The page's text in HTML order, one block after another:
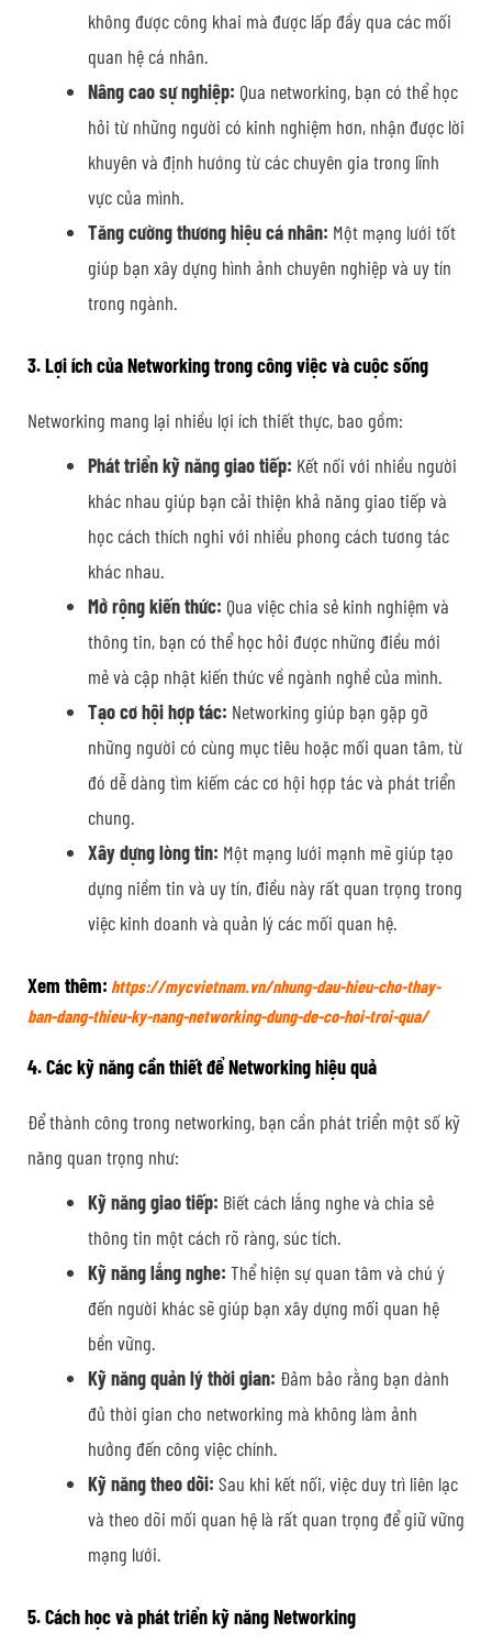
không được công khai mà được lấp đầy qua các mối
quan hệ cá nhân.
Nâng cao sự nghiệp: Qua networking, bạn có thể học
hỏi từ những người có kinh nghiệm hơn, nhận được lời
khuyên và định hướng từ các chuyên gia trong lĩnh
vực của mình.
Tăng cường thương hiệu cá nhân: Một mạng lưới tốt
giúp bạn xây dựng hình ảnh chuyên nghiệp và uy tín
trong ngành.
3. Lợi ích của Networking trong công việc và cuộc sống
Networking mang lại nhiều lợi ích thiết thực, bao gồm:
Phát triển kỹ năng giao tiếp: Kết nối với nhiều người
khác nhau giúp bạn cải thiện khả năng giao tiếp và
học cách thích nghi với nhiều phong cách tương tác
khác nhau.
Mở rộng kiến thức: Qua việc chia sẻ kinh nghiệm và
thông tin, bạn có thể học hỏi được những điều mới
mẻ và cập nhật kiến thức về ngành nghề của mình.
Tạo cơ hội hợp tác: Networking giúp bạn gặp gỡ
những người có cùng mục tiêu hoặc mối quan tâm, từ
đó dễ dàng tìm kiếm các cơ hội hợp tác và phát triển
chung.
Xây dựng lòng tin: Một mạng lưới mạnh mẽ giúp tạo
dựng niềm tin và uy tín, điều này rất quan trọng trong
việc kinh doanh và quản lý các mối quan hệ.
Xem thêm: https://mycvietnam.vn/nhung-dau-hieu-cho-thay-
ban-dang-thieu-ky-nang-networking-dung-de-co-hoi-troi-qua/
4. Các kỹ năng cần thiết để Networking hiệu quả
Để thành công trong networking, bạn cần phát triển một số kỹ
năng quan trọng như:
Kỹ năng giao tiếp: Biết cách lắng nghe và chia sẻ
thông tin một cách rõ ràng, súc tích.
Kỹ năng lắng nghe: Thể hiện sự quan tâm và chú ý
đến người khác sẽ giúp bạn xây dựng mối quan hệ
bền vững.
Kỹ năng quản lý thời gian: Đảm bảo rằng bạn dành
đủ thời gian cho networking mà không làm ảnh
hưởng đến công việc chính.
Kỹ năng theo dõi: Sau khi kết nối, việc duy trì liên lạc
và theo dõi mối quan hệ là rất quan trọng để giữ vững
mạng lưới.
5. Cách học và phát triển kỹ năng Networking